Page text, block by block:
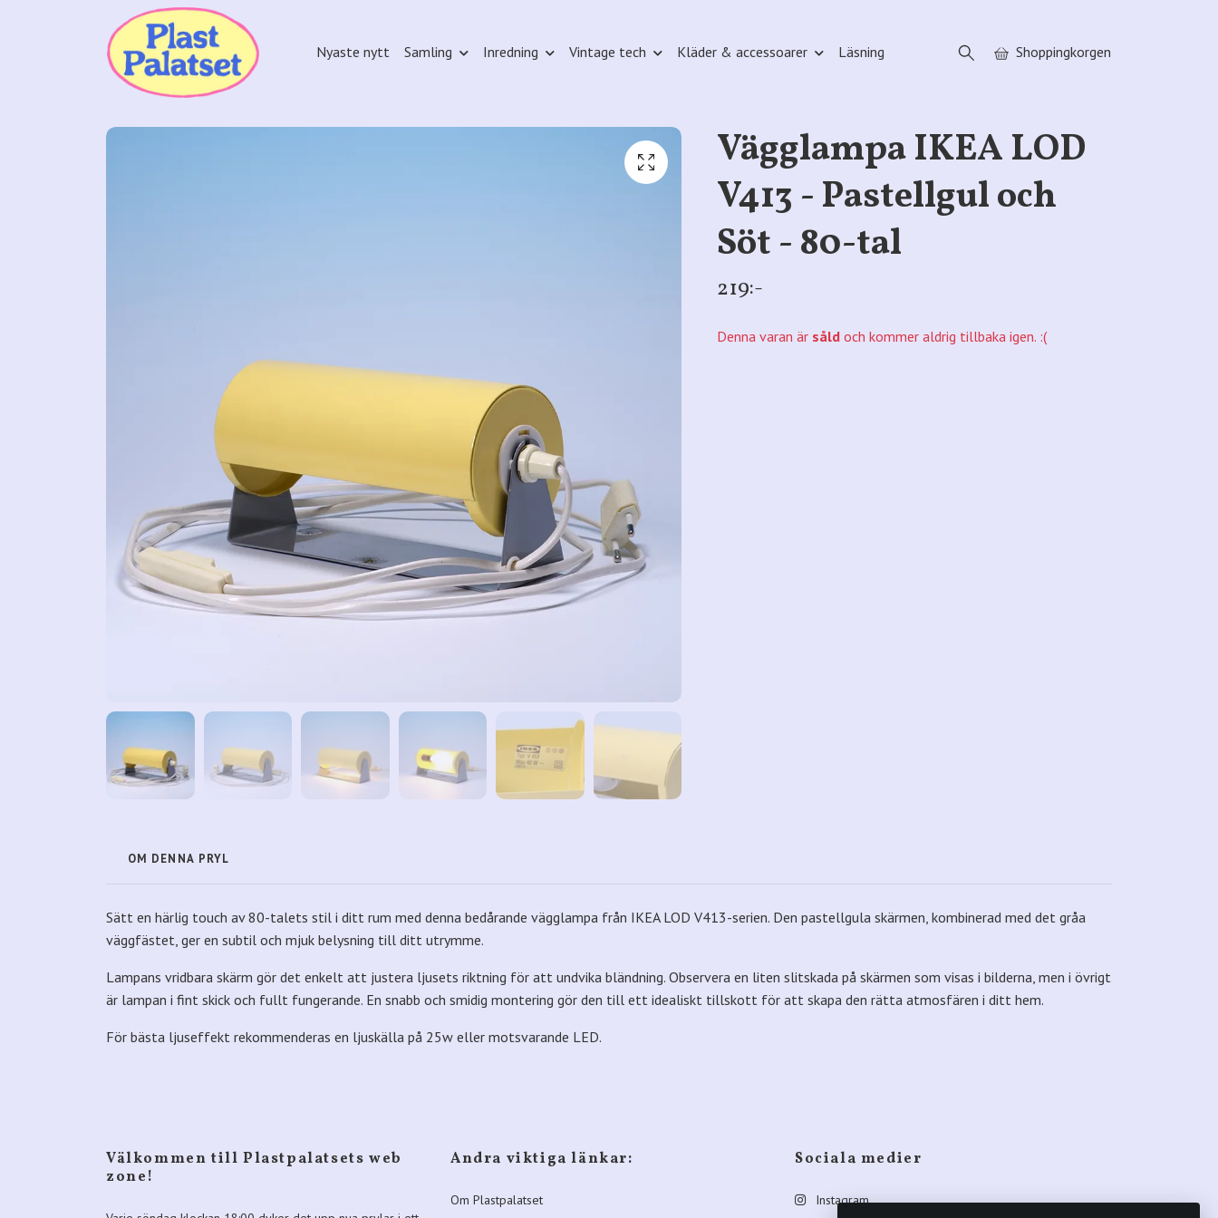
Nyaste nytt Samling Inredning Vintage tech Kläder & accessoarer Läsning Shoppingkorgen
Vägglampa IKEA LOD
V413 - Pastellgul och
Söt - 80-tal
219:-
Denna varan ärsåldoch kommer aldrig tillbaka igen. :(
OM DENNA PRYL
Sätt en härlig touch av 80-talets stil i ditt rum med denna bedårande vägglampa från IKEA LOD V413-serien. Den pastellgula skärmen, kombinerad med det gråa
väggfästet, ger en subtil och mjuk belysning till ditt utrymme.
Lampans vridbara skärm gör det enkelt att justera ljusets riktning för att undvika bländning. Observera en liten slitskada på skärmen som visas i bilderna, men i övrigt
är lampan i fint skick och fullt fungerande. En snabb och smidig montering gör den till ett idealiskt tillskott för att skapa den rätta atmosfären i ditt hem.
För bästa ljuseffekt rekommenderas en ljuskälla på 25w eller motsvarande LED.
Välkommen till Plastpalatsets web
zone!
Andra viktiga länkar:
Om Plastpalatset
Sociala medier
Instagram